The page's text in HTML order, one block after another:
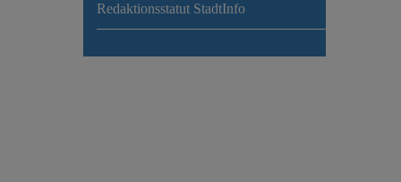
Redaktionsstatut StadtInfo